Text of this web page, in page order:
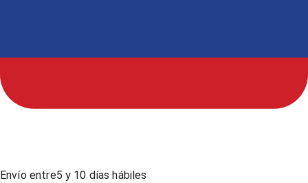
Envío entre5 y 10 días hábiles